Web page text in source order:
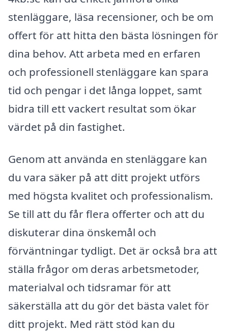
stenläggare, läsa recensioner, och be om
offert för att hitta den bästa lösningen för
dina behov. Att arbeta med en erfaren
och professionell stenläggare kan spara
tid och pengar i det långa loppet, samt
bidra till ett vackert resultat som ökar
värdet på din fastighet.
Genom att använda en stenläggare kan
du vara säker på att ditt projekt utförs
med högsta kvalitet och professionalism.
Se till att du får flera offerter och att du
diskuterar dina önskemål och
förväntningar tydligt. Det är också bra att
ställa frågor om deras arbetsmetoder,
materialval och tidsramar för att
säkerställa att du gör det bästa valet för
ditt projekt. Med rätt stöd kan du